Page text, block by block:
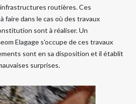
routières. Ces
faire dans le cas où des travaux
sont à réaliser. Un
Elagage s'occupe de ces travaux
sont en sa disposition et il établit
surprises.